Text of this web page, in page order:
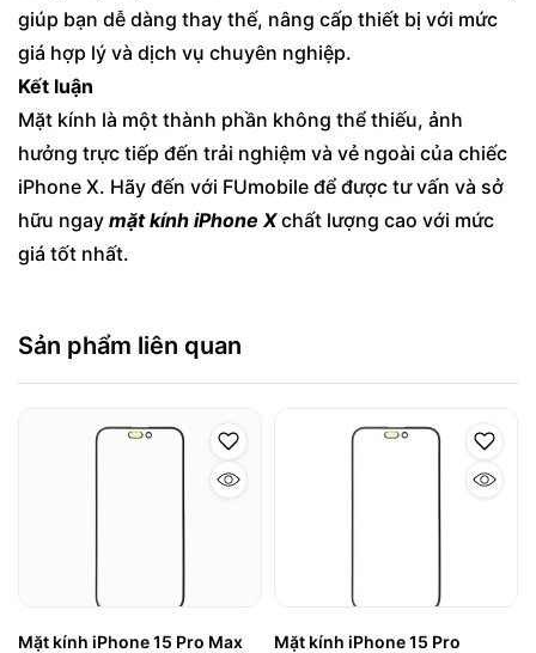
giúp bạn dễ dàng thay thế, nâng cấp thiết bị với mức
giá hợp lý và dịch vụ chuyên nghiệp.
Kết luận
Mặt kính là một thành phần không thể thiếu, ảnh
hưởng trực tiếp đến trải nghiệm và vẻ ngoài của chiếc
iPhone X. Hãy đến với FUmobile để được tư vấn và sở
hữu ngay mặt kính iPhone Xchất lượng cao với mức
giá tốt nhất.
Sản phẩm liên quan
Mặt kính iPhone 15 Pro Max Mặt kính iPhone 15 Pro